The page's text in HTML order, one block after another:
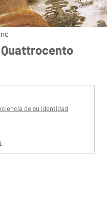
de su identidad